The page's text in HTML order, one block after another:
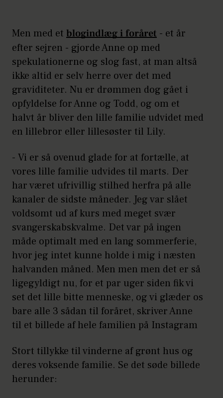
Men med et blogindlæg i foråret - et år
efter sejren - gjorde Anne op med
spekulationerne og slog fast, at man altså
ikke altid er selv herre over det med
graviditeter. Nu er drømmen dog gået i
opfyldelse for Anne og Todd, og om et
halvt år bliver den lille familie udvidet med
en lillebror eller lillesøster til Lily.
- Vi er så ovenud glade for at fortælle, at
vores lille familie udvides til marts. Der
har været ufrivillig stilhed herfra på alle
kanaler de sidste måneder. Jeg var slået
voldsomt ud af kurs med meget svær
svangerskabskvalme. Det var på ingen
måde optimalt med en lang sommerferie,
hvor jeg intet kunne holde i mig i næsten
halvanden måned. Men men men det er så
ligegyldigt nu, for et par uger siden fik vi
set det lille bitte menneske, og vi glæder os
bare alle 3 sådan til foråret, skriver Anne
til et billede af hele familien på Instagram
Stort tillykke til vinderne af grønt hus og
deres voksende familie. Se det søde billede
herunder: